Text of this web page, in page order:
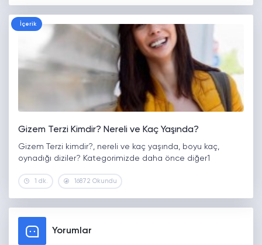
İçerik
Gizem Terzi Kimdir? Nereli ve Kaç Yaşında?
Gizem Terzi kimdir?, nereli ve kaç yaşında, boyu kaç,
oynadığı diziler? Kategorimizde daha önce diğer1
1 dk. 16872 Okundu
Yorumlar